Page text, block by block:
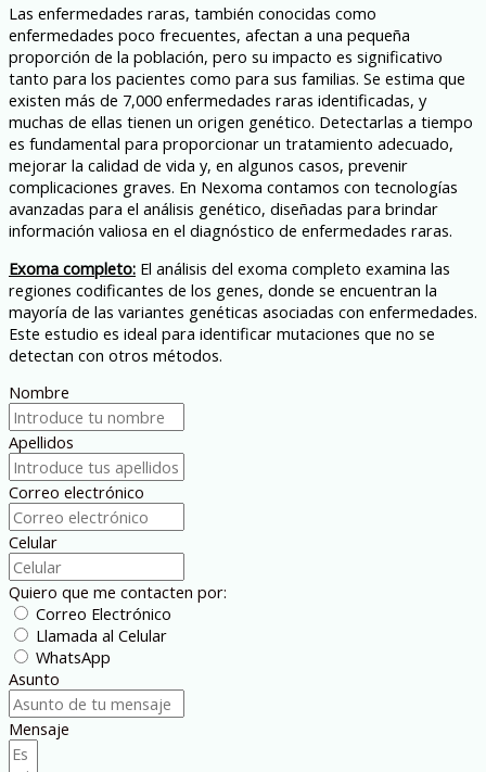
Las enfermedades raras, también conocidas como
enfermedades poco frecuentes, afectan a una pequeña
proporción de la población, pero su impacto es significativo
tanto para los pacientes como para sus familias. Se estima que
existen más de 7,000 enfermedades raras identificadas, y
muchas de ellas tienen un origen genético. Detectarlas a tiempo
es fundamental para proporcionar un tratamiento adecuado,
mejorar la calidad de vida y, en algunos casos, prevenir
complicaciones graves. En Nexoma contamos con tecnologías
avanzadas para el análisis genético, diseñadas para brindar
información valiosa en el diagnóstico de enfermedades raras.
Exoma completo: El análisis del exoma completo examina las
regiones codificantes de los genes, donde se encuentran la
mayoría de las variantes genéticas asociadas con enfermedades.
Este estudio es ideal para identificar mutaciones que no se
detectan con otros métodos.
Nombre
Apellidos
Correo electrónico
Celular
Quiero que me contacten por:
Correo Electrónico
Llamada al Celular
WhatsApp
Asunto
Mensaje